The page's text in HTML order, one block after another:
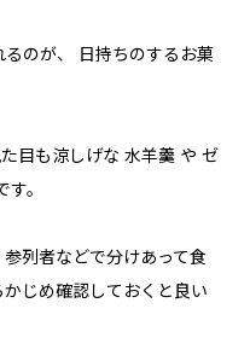
のが、 日持ちのするお菓
目も涼しげな 水羊羹 や ゼ
。
列者などで分けあって食
じめ確認しておくと良い